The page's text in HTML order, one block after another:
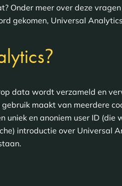
Onder meer over deze
gekomen, Universal
?
data wordt verzameld en
maakt van meerdere
en anoniem user ID (die
introductie over Universal